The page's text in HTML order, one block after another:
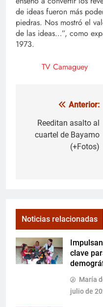
de ideas fueron más
piedras. Nos mostró el
de las ideas…”, como
1973.
TV Camaguey
Navegación
de
entradas
Anterior:
Reeditan asalto al
cuartel de Bayamo
(+Fotos)
Noticias relacionadas
clave
María
julio de